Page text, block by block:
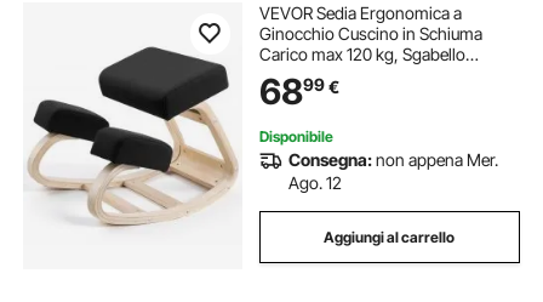
VEVOR Sedia Ergonomica a
Ginocchio Cuscino in Schiuma
Carico max 120 kg, Sgabello
Ergonomico Inginocchiato Struttura
in Legno per Sollievo Collo Schiena
Ufficio, Nero
6899€
Disponibile
Consegna:non appena Mer.
Ago. 12
Aggiungi al carrello